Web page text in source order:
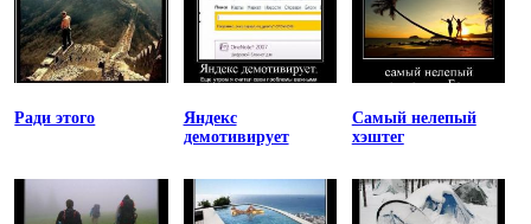
Ради этого
Яндекс
демотивирует
Самый нелепый
хэштег